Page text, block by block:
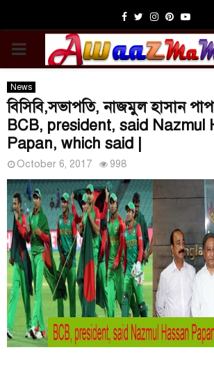
Facebook
TwitterInstagram
Pinterest
PRIMARY
MENU
News
বিসিবি,সভাপতি, নাজমুল হাসান
BCB, president, said Nazmul
Papan, which said |
October 6, 2017 998